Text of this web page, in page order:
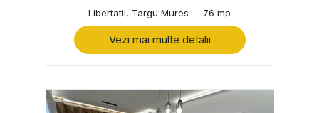
Libertatii, Targu Mures
76 mp
Vezi mai multe detalii